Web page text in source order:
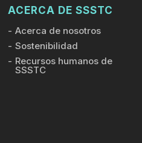
ACERCA DE SSSTC
Acerca de nosotros
Sostenibilidad
Recursos humanos de
SSSTC